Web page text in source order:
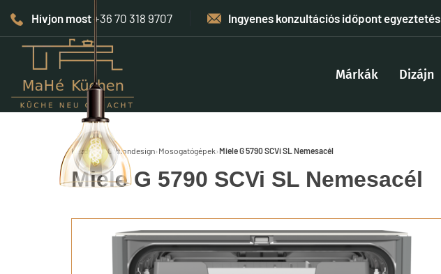
Hívjon most+36 70 318 9707 Ingyenes konzultációs időpont egyeztetés
Márkák Dizájn
Kezdőlap›Otthondesign› Mosogatógépek›Miele G 5790 SCVi SL Nemesacél
Miele G 5790 SCVi SL Nemesacél